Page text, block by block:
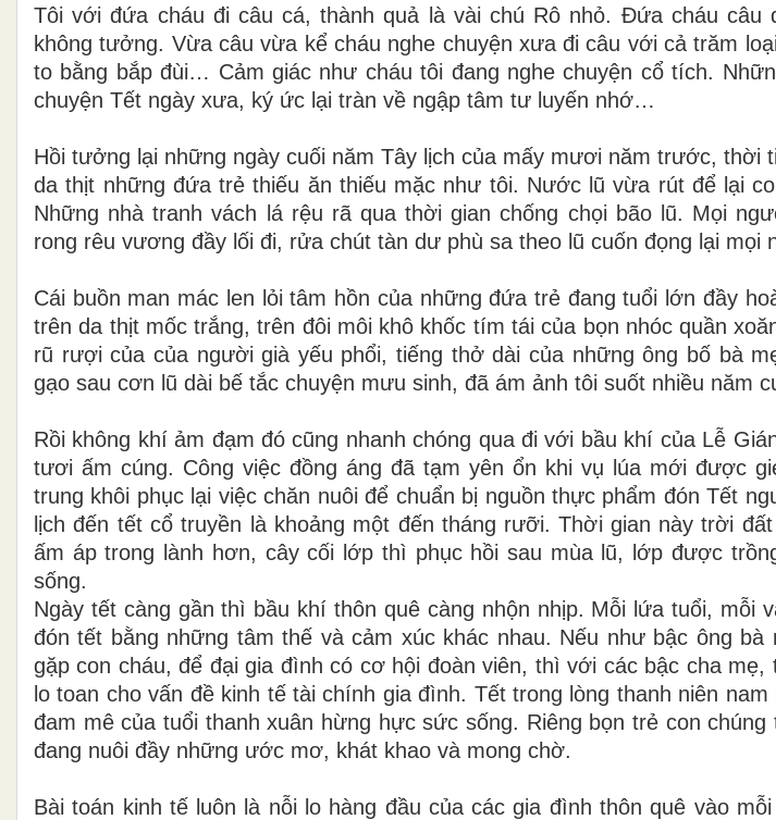
Tôi với đứa cháu đi câu cá, thành quả là vài chú Rô nhỏ. Đứa cháu câu
không tưởng. Vừa câu vừa kể cháu nghe chuyện xưa đi câu với cả trăm
to bằng bắp đùi… Cảm giác như cháu tôi đang nghe chuyện cổ tích.
chuyện Tết ngày xưa, ký ức lại tràn về ngập tâm tư luyến nhớ…
Hồi tưởng lại những ngày cuối năm Tây lịch của mấy mươi năm trước, thời
da thịt những đứa trẻ thiếu ăn thiếu mặc như tôi. Nước lũ vừa rút để lại
Những nhà tranh vách lá rệu rã qua thời gian chống chọi bão lũ. Mọi
rong rêu vương đầy lối đi, rửa chút tàn dư phù sa theo lũ cuốn đọng lại mọi
Cái buồn man mác len lỏi tâm hồn của những đứa trẻ đang tuổi lớn đầy
trên da thịt mốc trắng, trên đôi môi khô khốc tím tái của bọn nhóc quần
rũ rượi của của người già yếu phổi, tiếng thở dài của những ông bố bà
gạo sau cơn lũ dài bế tắc chuyện mưu sinh, đã ám ảnh tôi suốt nhiều năm
Rồi không khí ảm đạm đó cũng nhanh chóng qua đi với bầu khí của Lễ
tươi ấm cúng. Công việc đồng áng đã tạm yên ổn khi vụ lúa mới được
trung khôi phục lại việc chăn nuôi để chuẩn bị nguồn thực phẩm đón Tết
lịch đến tết cổ truyền là khoảng một đến tháng rưỡi. Thời gian này trời
ấm áp trong lành hơn, cây cối lớp thì phục hồi sau mùa lũ, lớp được
sống.
Ngày tết càng gần thì bầu khí thôn quê càng nhộn nhịp. Mỗi lứa tuổi, mỗi
đón tết bằng những tâm thế và cảm xúc khác nhau. Nếu như bậc ông
gặp con cháu, để đại gia đình có cơ hội đoàn viên, thì với các bậc cha
lo toan cho vấn đề kinh tế tài chính gia đình. Tết trong lòng thanh niên
đam mê của tuổi thanh xuân hừng hực sức sống. Riêng bọn trẻ con
đang nuôi đầy những ước mơ, khát khao và mong chờ.
Bài toán kinh tế luôn là nỗi lo hàng đầu của các gia đình thôn quê vào